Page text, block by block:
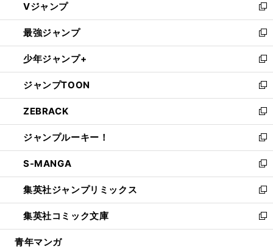
ィ
ン
ド
ウ
で
開
く
い
ウ
ィ
ン
ド
ウ
で
開
く
Vジャンプ
新
し
い
ウ
ィ
ン
ド
ウ
で
開
く
最強ジャンプ
新
し
い
ウ
ィ
ン
ド
ウ
で
開
く
少年ジャンプ+
新
し
い
ウ
ィ
ン
ド
ウ
で
開
く
ジャンプTOON
新
し
い
ウ
ィ
ン
ド
ウ
で
開
く
ZEBRACK
新
し
い
ウ
ィ
ン
ド
ウ
で
開
ジャンプルーキー！
新
し
い
ウ
ィ
ン
ド
ウ
S-MANGA
新
し
い
ウ
ィ
ン
集英社ジャンプリミックス
新
し
い
ウ
集英社コミック文庫
新
し
青年マンガ